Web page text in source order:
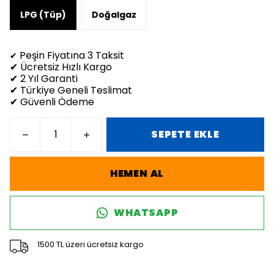
LPG (Tüp) Doğalgaz
✔ Peşin Fiyatına 3 Taksit
✔ Ücretsiz Hızlı Kargo
✔ 2 Yıl Garanti
✔ Türkiye Geneli Teslimat
✔ Güvenli Ödeme
SEPETE EKLE
HEMEN AL
WHATSAPP
1500 TL üzeri ücretsiz kargo